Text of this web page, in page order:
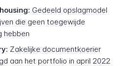
Gedeeld opslagmodel
die geen toegewijde
hebben
Zakelijke documentkoerier
aan het portfolio in april 2022